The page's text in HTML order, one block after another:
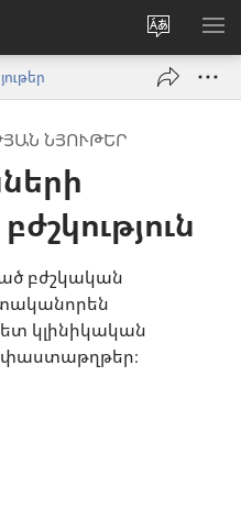
Փոխել
կայքի
լեզուն
ՆՅՈՒԹԵՐ
բժշկական
կլինիկական